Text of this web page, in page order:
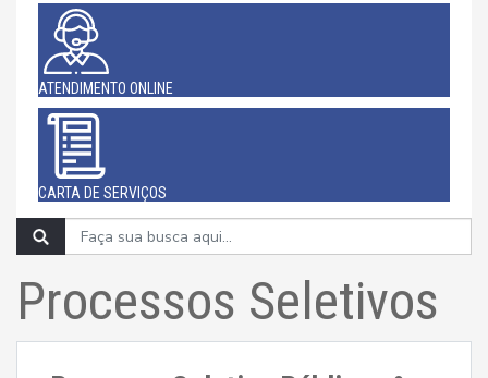
ATENDIMENTO ONLINE
CARTA DE SERVIÇOS
Processos Seletivos